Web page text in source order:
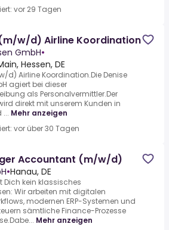
vor 29 Tagen
w/d) Airline Koordination
GmbH•
Hessen, DE
d) Airline Koordination.Die Denise
agiert bei dieser
als Personalvermittler.Der
direkt mit unserem Kunden in
... Mehr anzeigen
vor über 30 Tagen
Accountant (m/w/d)
•Hanau, DE
Dich kein klassisches
Wir arbeiten mit digitalen
modernen ERP-Systemen und
sämtliche Finance-Prozesse
Mehr anzeigen